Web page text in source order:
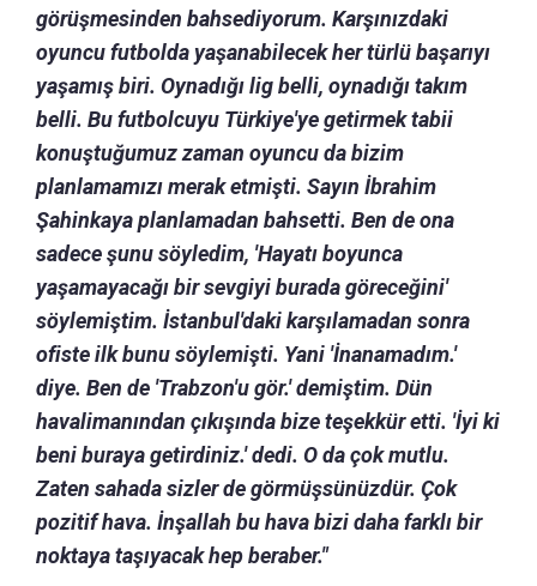
görüşmesinden bahsediyorum. Karşınızdaki
oyuncu futbolda yaşanabilecek her türlü başarıyı
yaşamış biri. Oynadığı lig belli, oynadığı takım
belli. Bu futbolcuyu Türkiye'ye getirmek tabii
konuştuğumuz zaman oyuncu da bizim
planlamamızı merak etmişti. Sayın İbrahim
Şahinkaya planlamadan bahsetti. Ben de ona
sadece şunu söyledim, 'Hayatı boyunca
yaşamayacağı bir sevgiyi burada göreceğini'
söylemiştim. İstanbul'daki karşılamadan sonra
ofiste ilk bunu söylemişti. Yani 'İnanamadım.'
diye. Ben de 'Trabzon'u gör.' demiştim. Dün
havalimanından çıkışında bize teşekkür etti. 'İyi ki
beni buraya getirdiniz.' dedi. O da çok mutlu.
Zaten sahada sizler de görmüşsünüzdür. Çok
pozitif hava. İnşallah bu hava bizi daha farklı bir
noktaya taşıyacak hep beraber."